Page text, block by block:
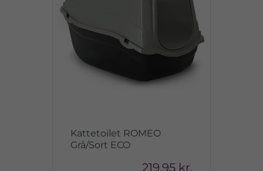
Kattetoilet ROMEO
Grå/Sort ECO
219,95 kr.